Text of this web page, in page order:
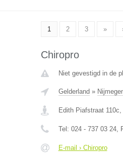
1 2 3 »
Chiropro
Niet gevestigd in de
Gelderland »
Edith Piafstraat 110c,
Tel: 024 - 737 03 24,
E-mail › Chiropro